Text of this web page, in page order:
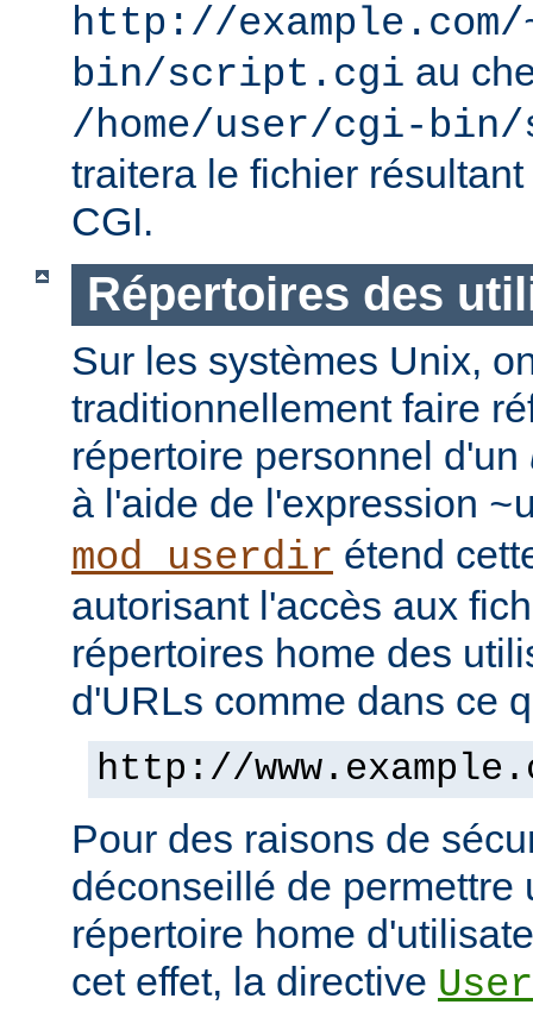
http://
bin/script.cgi au
/home/user/cgi-
traitera le fichier
CGI.
Répertoires des
Sur les systèmes Unix,
traditionnellement faire
répertoire personnel d'un
à l'aide de l'expression
mod_userdir étend
autorisant l'accès aux
répertoires home des
d'URLs comme dans ce
http://
Pour des raisons de
déconseillé de permettre
répertoire home
cet effet, la directive